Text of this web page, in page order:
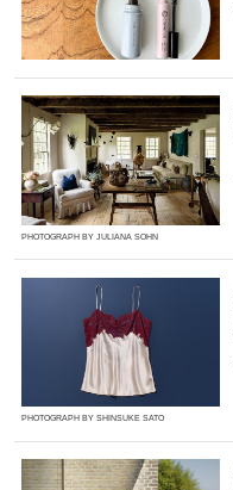
PHOTOGRAPH BY JULIANA SOHN
PHOTOGRAPH BY SHINSUKE SATO